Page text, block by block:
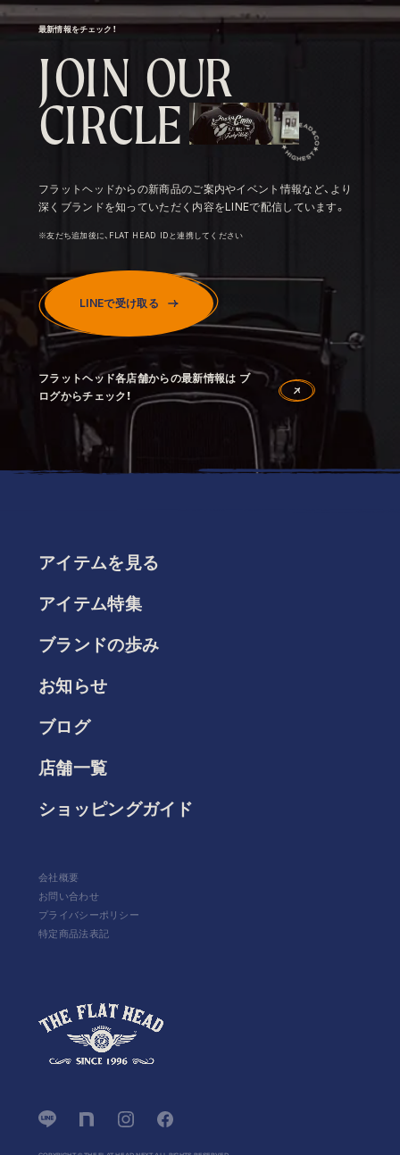
最新情報をチェック！
JOIN OUR
CIRCLE
フラットヘッドからの新商品のご案内やイベント情報など、より
深くブランドを知っていただく内容をLINEで配信しています。
※友だち追加後に、FLAT HEAD IDと連携してください
LINEで受け取る
フラットヘッド各店舗からの最新情報は ブ
ログからチェック！
アイテムを見る
アイテム特集
ブランドの歩み
お知らせ
ブログ
店舗一覧
ショッピングガイド
会社概要
お問い合わせ
プライバシーポリシー
特定商品法表記